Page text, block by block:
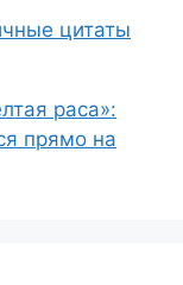
цитаты
раса»:
прямо на